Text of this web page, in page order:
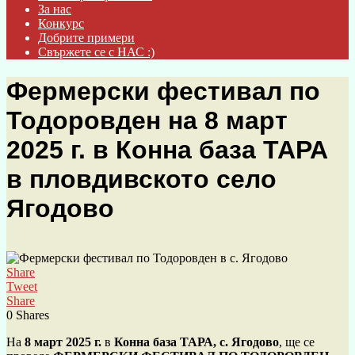
За нас
Конкурс
Добрите примери
Свържете се с НАС :)
Фермерски фестивал по
Тодоровден на 8 март
2025 г. в Конна база ТАРА
в пловдивското село
Ягодово
Share
Tweet
Share
0 Shares
На 8 март 2025 г. в Конна база ТАРА, с. Ягодово, ще се